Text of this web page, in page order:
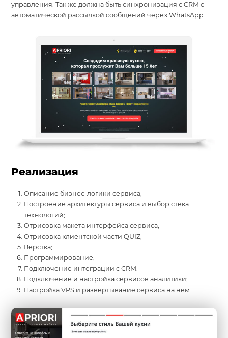
управления. Так же должна быть синхронизация с CRM c
автоматической рассылкой сообщений через WhatsApp.
Реализация
Описание бизнес-логики сервиса;
Построение архитектуры сервиса и выбор стека
технологий;
Отрисовка макета интерфейса сервиса;
Отрисовка клиентской части QUIZ;
Верстка;
Программирование;
Подключение интеграции с CRM.
Подключение и настройка сервисов аналитики;
Настройка VPS и развертывание сервиса на нем.